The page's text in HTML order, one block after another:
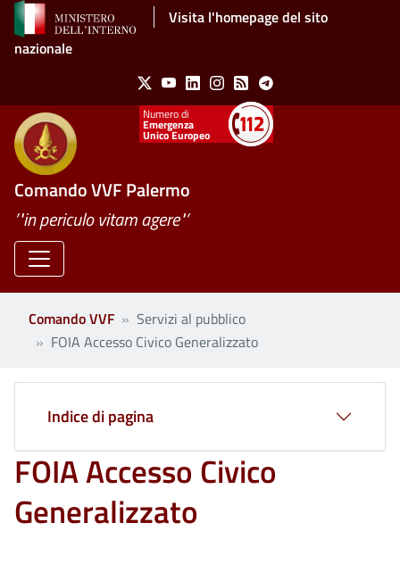
Salta al contenuto principaleVisita l'homepage del sito
nazionale
Social Menu
X YoutubeLinkedinInstagram
Feed Telegram
Emergenza
Unico Europeo
Comando VVF Palermo
’"in periculo vitam agere"’
Comando VVF
Servizi al pubblico
FOIA Accesso Civico Generalizzato
FOIA Accesso Civico
Generalizzato
Indice di pagina